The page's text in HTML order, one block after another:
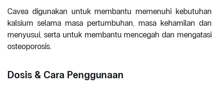
Cavea digunakan untuk membantu memenuhi kebutuhan
kalsium selama masa pertumbuhan, masa kehamilan dan
menyusui, serta untuk membantu mencegah dan mengatasi
osteoporosis.
Dosis & Cara Penggunaan